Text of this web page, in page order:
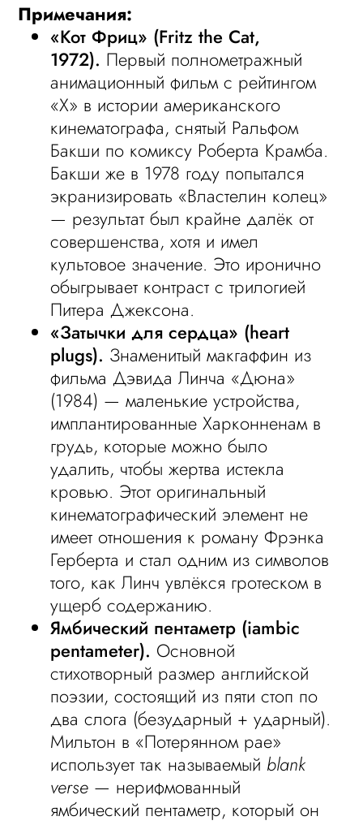
Примечания:
«Кот Фриц» (Fritz the Cat,
1972). Первый полнометражный
анимационный фильм с рейтингом
«X» в истории американского
кинематографа, снятый Ральфом
Бакши по комиксу Роберта Крамба.
Бакши же в 1978 году попытался
экранизировать «Властелин колец»
— результат был крайне далёк от
совершенства, хотя и имел
культовое значение. Это иронично
обыгрывает контраст с трилогией
Питера Джексона.
«Затычки для сердца» (heart
plugs). Знаменитый макгаффин из
фильма Дэвида Линча «Дюна»
(1984) — маленькие устройства,
имплантированные Харконненам в
грудь, которые можно было
удалить, чтобы жертва истекла
кровью. Этот оригинальный
кинематографический элемент не
имеет отношения к роману Фрэнка
Герберта и стал одним из символов
того, как Линч увлёкся гротеском в
ущерб содержанию.
Ямбический пентаметр (iambic
pentameter). Основной
стихотворный размер английской
поэзии, состоящий из пяти стоп по
два слога (безударный + ударный).
Мильтон в «Потерянном рае»
использует так называемый blank
verse — нерифмованный
ямбический пентаметр, который он